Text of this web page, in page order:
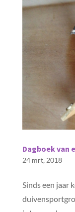
Dagboek van
24 mrt, 2018
Sinds een jaar